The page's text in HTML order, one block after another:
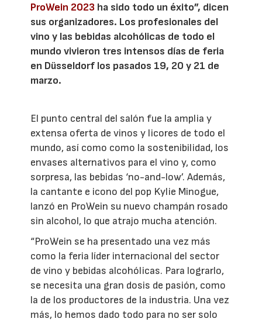
ProWein 2023 ha sido todo un éxito”, dicen
sus organizadores. Los profesionales del
vino y las bebidas alcohólicas de todo el
mundo vivieron tres intensos días de feria
en Düsseldorf los pasados 19, 20 y 21 de
marzo.
El punto central del salón fue la amplia y
extensa oferta de vinos y licores de todo el
mundo, así como como la sostenibilidad, los
envases alternativos para el vino y, como
sorpresa, las bebidas ‘no-and-low’. Además,
la cantante e icono del pop Kylie Minogue,
lanzó en ProWein su nuevo champán rosado
sin alcohol, lo que atrajo mucha atención.
“ProWein se ha presentado una vez más
como la feria líder internacional del sector
de vino y bebidas alcohólicas. Para lograrlo,
se necesita una gran dosis de pasión, como
la de los productores de la industria. Una vez
más, lo hemos dado todo para no ser solo